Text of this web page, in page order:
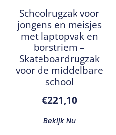
Schoolrugzak voor
jongens en meisjes
met laptopvak en
borstriem –
Skateboardrugzak
voor de middelbare
school
€221,10
Bekijk Nu